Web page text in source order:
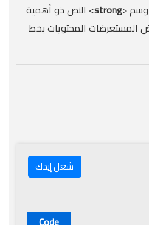
<
strong> النص ذو أهمية
المستعرضات المحتويات بخط
شغل إيدك